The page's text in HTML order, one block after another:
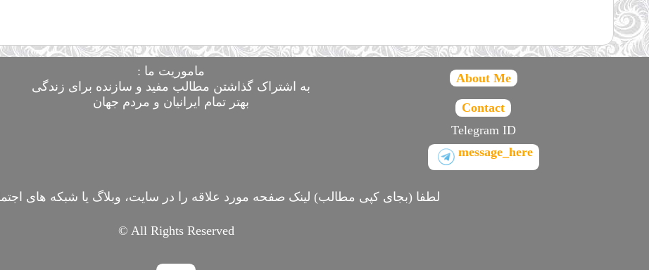
ماموریت ما :
به اشتراک گذاشتن مطالب مفید و سازنده برای زندگی
بهتر تمام ایرانیان و مردم جهان
About Me
Contact
Telegram ID
message_here
لطفا (بجای کپی مطالب) لینک صفحه مورد علاقه را در سایت، وبلاگ یا شبکه های
© All Rights Reserved